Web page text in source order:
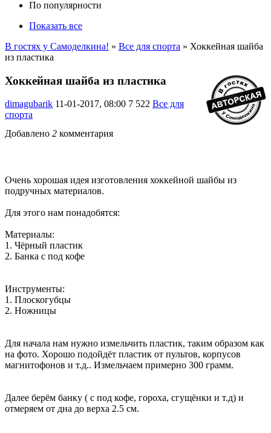
По популярности
Показать все
В гостях у Самоделкина! » Все для спорта » Хоккейная шайба
из пластика
Хоккейная шайба из пластика
dimagubarik 11-01-2017, 08:00 7 522 Все для
спорта
Добавлено 2 комментария
Очень хорошая идея изготовления хоккейной шайбы из
подручных материалов.
Для этого нам понадобятся:
Материалы:
1. Чёрный пластик
2. Банка с под кофе
Инструменты:
1. Плоскогубцы
2. Ножницы
Для начала нам нужно измельчить пластик, таким образом как
на фото. Хорошо подойдёт пластик от пультов, корпусов
магнитофонов и т.д.. Измельчаем примерно 300 грамм.
Далее берём банку ( с под кофе, гороха, сгущёнки и т.д) и
отмеряем от дна до верха 2.5 см.